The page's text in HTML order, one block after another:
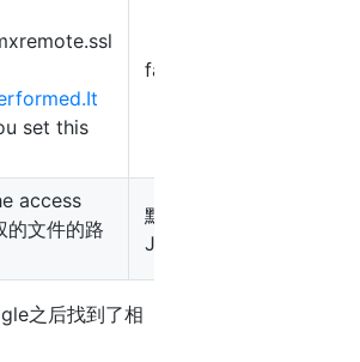
set this
false
access
的文件的路
默认路径
JRE_HOME/lib/
之后找到了相